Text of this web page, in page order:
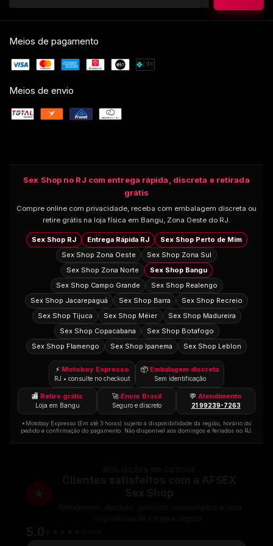
Meios de pagamento
Meios de envio
Sex Shop no RJ com entrega rápida, discreta e retirada
grátis
Compre online com privacidade, receba com embalagem discreta ou
retire grátis na loja física em Bangu, Zona Oeste do RJ.
Sex Shop RJ Entrega Rápida RJ
Sex Shop Perto de Mim
Sex Shop Zona Oeste
Sex Shop Zona Sul
Sex Shop Zona Norte
Sex Shop Bangu
Sex Shop Campo Grande
Sex Shop Realengo
Sex Shop Jacarepaguá
Sex Shop Barra
Sex Shop Recreio
Sex Shop Tijuca
Sex Shop Méier
Sex Shop Madureira
Sex Shop Copacabana
Sex Shop Botafogo
Sex Shop Flamengo
Sex Shop Ipanema Sex Shop Leblon
⚡ Motoboy Expresso
RJ • consulte no checkout
📦 Embalagem discreta
Sem identificação
🏬 Retire grátis
Loja em Bangu
🚀 Envio Brasil
Seguro e discreto
💬 Atendimento
21 99239-7263
*Motoboy Expresso (Em até 3 horas) sujeito à disponibilidade da região, horário do
pedido e confirmação do pagamento. Não disponível aos domingos e feriados no RJ.